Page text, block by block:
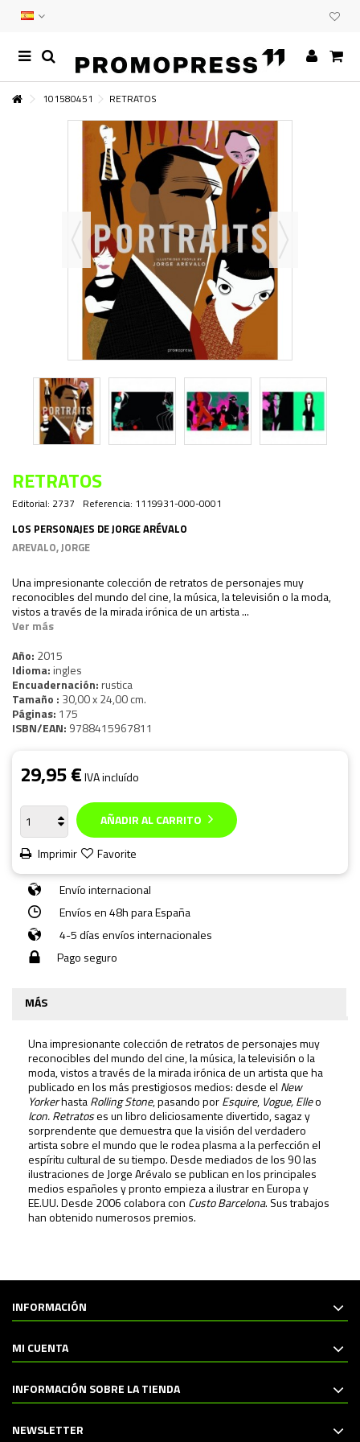
101580451 RETRATOS
RETRATOS
Editorial: 2737 Referencia: 1119931-000-0001
LOS PERSONAJES DE JORGE ARÉVALO
AREVALO, JORGE
Una impresionante colección de retratos de personajes muy
reconocibles del mundo del cine, la música, la televisión o la moda,
vistos a través de la mirada irónica de un artista ...
Ver más
Año: 2015
Idioma: ingles
Encuadernación: rustica
Tamaño : 30,00 x 24,00 cm.
Páginas: 175
ISBN/EAN: 9788415967811
29,95 €IVA incluído
AÑADIR AL CARRITO
Imprimir
Favorite
Envío internacional
Envíos en 48h para España
4-5 días envíos internacionales
Pago seguro
MÁS
Una impresionante colección de retratos de personajes muy
reconocibles del mundo del cine, la música, la televisión o la
moda, vistos a través de la mirada irónica de un artista que ha
publicado en los más prestigiosos medios: desde el New
YorkerhastaRolling Stone, pasando porEsquire, Vogue, Elleo
Icon. Retratoses un libro deliciosamente divertido, sagaz y
sorprendente que demuestra que la visión del verdadero
artista sobre el mundo que le rodea plasma a la perfección el
espíritu cultural de su tiempo. Desde mediados de los 90 las
ilustraciones de Jorge Arévalo se publican en los principales
medios españoles y pronto empieza a ilustrar en Europa y
EE.UU. Desde 2006 colabora con Custo Barcelona. Sus trabajos
han obtenido numerosos premios.
INFORMACIÓN
MI CUENTA
INFORMACIÓN SOBRE LA TIENDA
NEWSLETTER